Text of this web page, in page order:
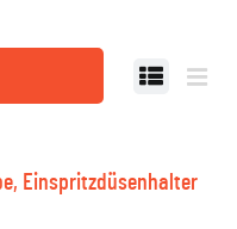
Einspritzdüsenhalter